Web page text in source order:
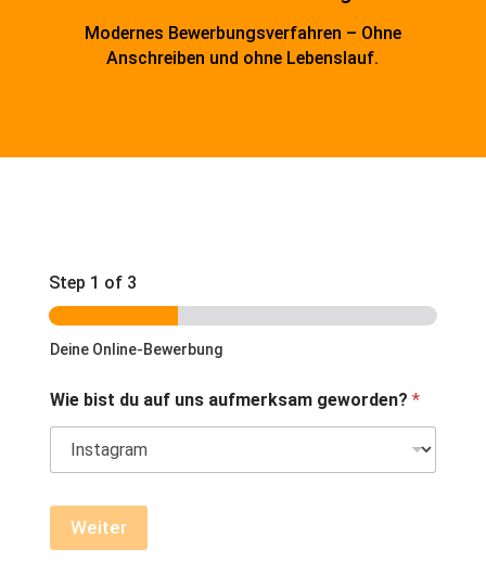
Modernes Bewerbungsverfahren – Ohne
Anschreiben und ohne Lebenslauf.
Step 1 of 3
Deine Online-Bewerbung
Wie bist du auf uns aufmerksam geworden? *
Weiter